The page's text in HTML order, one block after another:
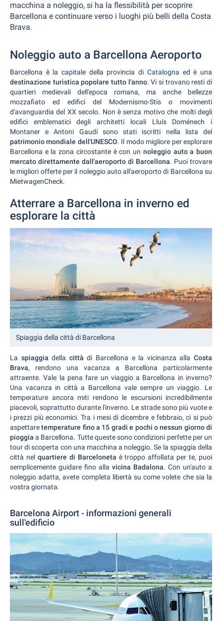
macchina a noleggio, si ha la flessibilità per scoprire
Barcellona e continuare verso i luoghi più belli della Costa
Brava.
Noleggio auto a Barcellona Aeroporto
Barcellona è la capitale della provincia di Catalogna ed è una
destinazione turistica popolare tutto l'anno. Vi si trovano resti di
quartieri medievali dell'epoca romana, ma anche bellezze
mozzafiato ed edifici del Modernismo-Stis o movimenti
d'avanguardia del XX secolo. Non è senza motivo che molti degli
edifici emblematici degli architetti locali Lluís Doménech i
Montaner e Antoni Gaudí sono stati iscritti nella lista del
patrimonio mondiale dell'UNESCO. Il modo migliore per esplorare
Barcellona e la zona circostante è con un noleggio auto a buon
mercato direttamente dall'aeroporto di Barcellona. Puoi trovare
le migliori offerte per il noleggio auto all'aeroporto di Barcellona su
MietwagenCheck.
Atterrare a Barcellona in inverno ed
esplorare la città
Spiaggia della città di Barcellona
La spiaggia della città di Barcellona e la vicinanza allaCosta
Brava, rendono una vacanza a Barcellona particolarmente
attraente. Vale la pena fare un viaggio a Barcellona in inverno?
Una vacanza in città a Barcellona vale sempre un viaggio. Le
temperature ancora miti rendono le escursioni incredibilmente
piacevoli, soprattutto durante l'inverno. Le strade sono più vuote e
i prezzi più economici. Tra i mesi di dicembre e febbraio, ci si può
aspettaretemperature fino a 15 gradi e pochi o nessun giorno di
pioggia a Barcellona. Tutte queste sono condizioni perfette per un
tour di scoperta con una macchina a noleggio. Se la spiaggia della
città nel quartiere di Barceloneta è troppo affollata per te, puoi
semplicemente guidare fino alla vicina Badalona. Con un'auto a
noleggio adatta, avete completa libertà su come volete che sia la
vostra giornata.
Barcelona Airport - informazioni generali
sull'edificio